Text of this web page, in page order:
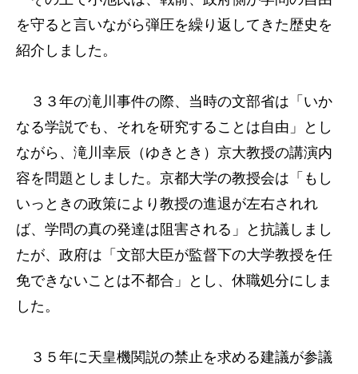
を守ると言いながら弾圧を繰り返してきた歴史を
紹介しました。
３３年の滝川事件の際、当時の文部省は「いか
なる学説でも、それを研究することは自由」とし
ながら、滝川幸辰（ゆきとき）京大教授の講演内
容を問題としました。京都大学の教授会は「もし
いっときの政策により教授の進退が左右されれ
ば、学問の真の発達は阻害される」と抗議しまし
たが、政府は「文部大臣が監督下の大学教授を任
免できないことは不都合」とし、休職処分にしま
した。
３５年に天皇機関説の禁止を求める建議が参議